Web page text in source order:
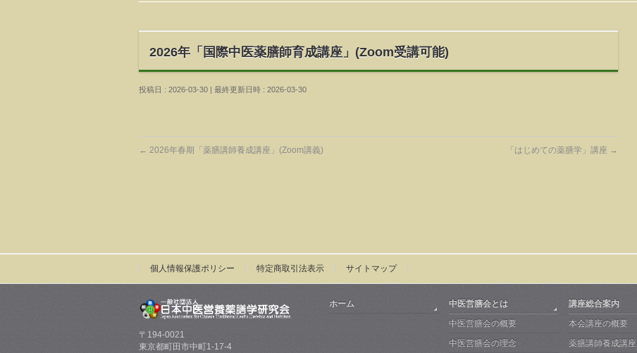
2026年「国際中医薬膳師育成講座」(Zoom受講可能)
投稿日 : 2026-03-30 最終更新日時 : 2026-03-30
← 2026年春期「薬膳講師養成講座」(Zoom講義) 「はじめての薬膳学」講座 →
個人情報保護ポリシー 特定商取引法表示 サイトマップ
〒194-0021
東京都町田市中町1-17-4
ホーム
中医営膳会とは
中医営膳会の概要
中医営膳会の理念
講座総合案内
本会講座の概要
薬膳講師養成講座